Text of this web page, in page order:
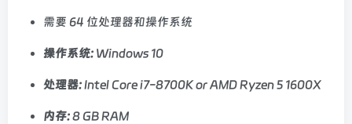
需要 64 位处理器和操作系统
操作系统: Windows 10
处理器:Intel Core i7-8700K or AMD Ryzen 5 1600X
内存:8 GB RAM